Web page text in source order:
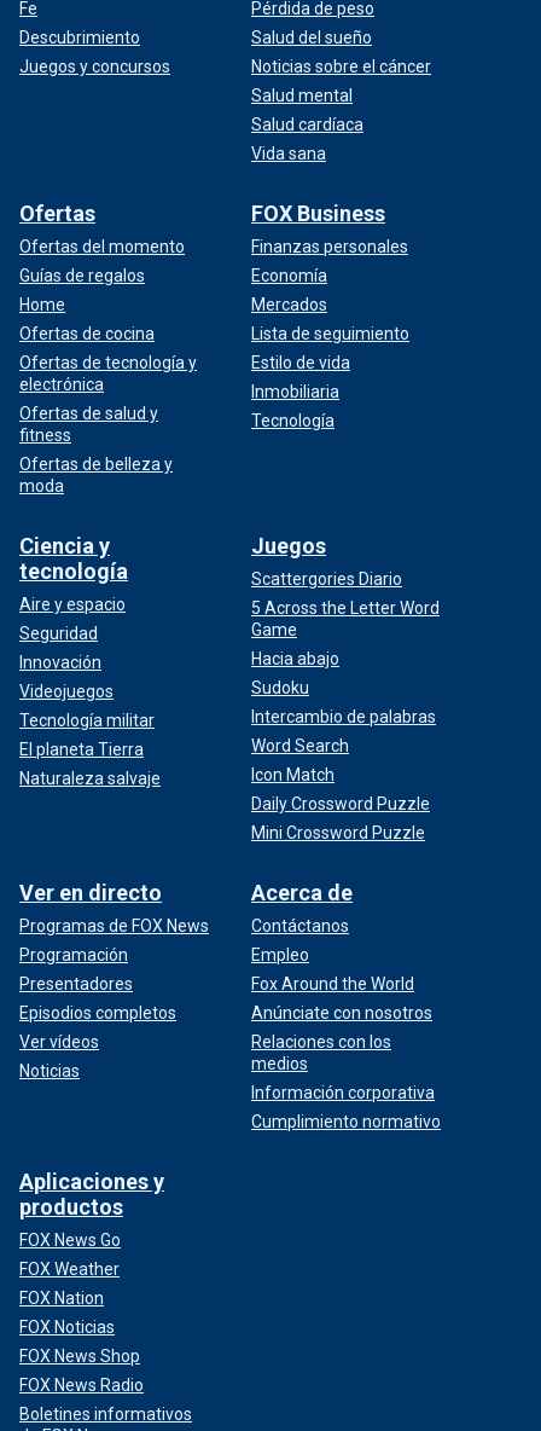
Fe
Descubrimiento
Juegos y concursos
Pérdida de peso
Salud del sueño
Noticias sobre el cáncer
Salud mental
Salud cardíaca
Vida sana
Ofertas
Ofertas del momento
Guías de regalos
Home
Ofertas de cocina
Ofertas de tecnología y
electrónica
Ofertas de salud y
fitness
Ofertas de belleza y
moda
FOX Business
Finanzas personales
Economía
Mercados
Lista de seguimiento
Estilo de vida
Inmobiliaria
Tecnología
Ciencia y
tecnología
Aire y espacio
Seguridad
Innovación
Videojuegos
Tecnología militar
El planeta Tierra
Naturaleza salvaje
Juegos
Scattergories Diario
5 Across the Letter Word
Game
Hacia abajo
Sudoku
Intercambio de palabras
Word Search
Icon Match
Daily Crossword Puzzle
Mini Crossword Puzzle
Ver en directo
Programas de FOX News
Programación
Presentadores
Episodios completos
Ver vídeos
Noticias
Acerca de
Contáctanos
Empleo
Fox Around the World
Anúnciate con nosotros
Relaciones con los
medios
Información corporativa
Cumplimiento normativo
Aplicaciones y
productos
FOX News Go
FOX Weather
FOX Nation
FOX Noticias
FOX News Shop
FOX News Radio
Boletines informativos